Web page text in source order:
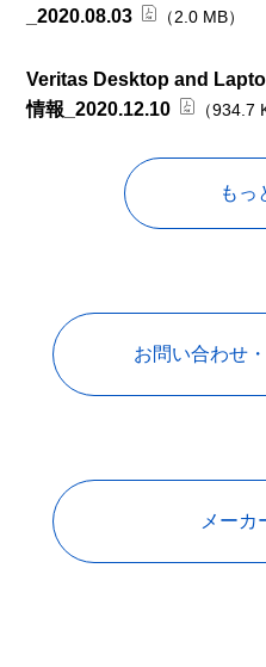
_2020.08.03
（2.0 MB）
Veritas Desktop and
情報_2020.12.10
（934.7
もっ
お問い合わせ
メーカ